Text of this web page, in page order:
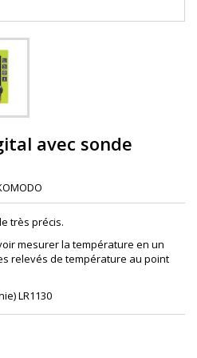
avec sonde
très précis.
mesurer la température en un
relevés de température au point
LR1130